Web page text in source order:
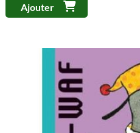
Ajouter